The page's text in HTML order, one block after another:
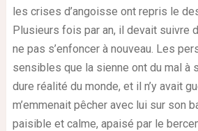
les crises d’angoisse ont repris le
Plusieurs fois par an, il devait suivre
ne pas s’enfoncer à nouveau. Les
sensibles que la sienne ont du mal à
dure réalité du monde, et il n’y avait
m’emmenait pêcher avec lui sur son
paisible et calme, apaisé par le